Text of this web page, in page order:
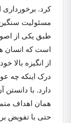
کرد. برخورداری
مسئولیت سنگین
طبق یکی از
است که انسان
از انگیزه بالا
درک اینکه چه
دارد. با دانستن
همان اهداف
حتی با تفویض